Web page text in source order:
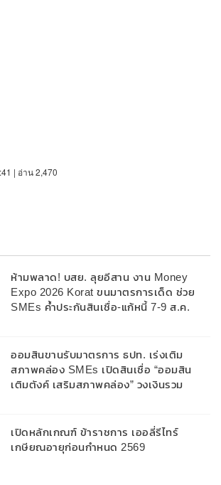
| อ่าน 2,470
ห้ามพลาด! บสย. ลุยอีสาน งาน Money
Expo 2026 Korat ขนมาตรการเด็ด ช่วย
SMEs ค้ำประกันสินเชื่อ-แก้หนี้ 7-9 ส.ค.
ออมสินขานรับมาตรการ ธปท. เร่งเติม
สภาพคล่อง SMEs เปิดสินเชื่อ “ออมสิน
เติมตังค์ เสริมสภาพคล่อง” วงเงินรวม
สูงสุด 10 ปี
เปิดหลักเกณฑ์ ข้าราชการ เออลี่รีไทร์
เกษียณอายุก่อนกำหนด 2569